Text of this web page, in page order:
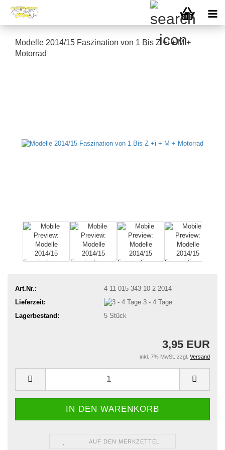
Modelle 2014/15 Faszination von 1 Bis Z +i + M +
Motorrad
Art.Nr.:
4 11 015 343 10 2 2014
Lieferzeit:
3 - 4 Tage
Lagerbestand:
5 Stück
3,95 EUR
inkl. 7% MwSt. zzgl. Versand
AUF DEN MERKZETTEL